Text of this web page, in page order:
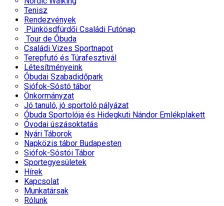
Tenisz
Rendezvények
Pünkösdfürdői Családi Futónap
Tour de Óbuda
Családi Vizes Sportnapot
Terepfutó és Túrafesztivál
Létesítményeink
Óbudai Szabadidőpark
Siófok-Sóstó tábor
Önkormányzat
Jó tanuló, jó sportoló pályázat
Óbuda Sportolója és Hidegkuti Nándor Emlékplakett
Óvodai úszásoktatás
Nyári Táborok
Napközis tábor Budapesten
Siófok-Sóstói Tábor
Sportegyesületek
Hírek
Kapcsolat
Munkatársak
Rólunk